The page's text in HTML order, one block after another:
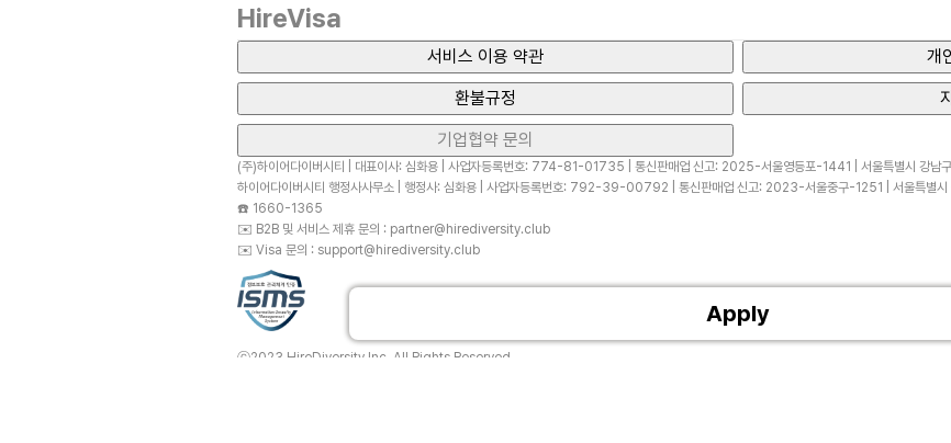
HireVisa
서비스 이용 약관
개
환불규정
기업협약 문의
(주)하이어다이버시티 | 대표이사: 심화용 | 사업자등록번호: 774-81-01735 | 통신판매업 신고: 2025-서울영등포-1441 | 서울특별시 강
하이어다이버시티 행정사사무소 | 행정사: 심화용 | 사업자등록번호: 792-39-00792 | 통신판매업 신고: 2023-서울중구-1251 | 서울특별
☎️ 1660-1365
✉️ B2B 및 서비스 제휴 문의 : partner@hirediversity.club
✉️ Visa 문의 : support@hirediversity.club
ⓒ2023 HireDiversity Inc. All Rights Reserved.
Apply